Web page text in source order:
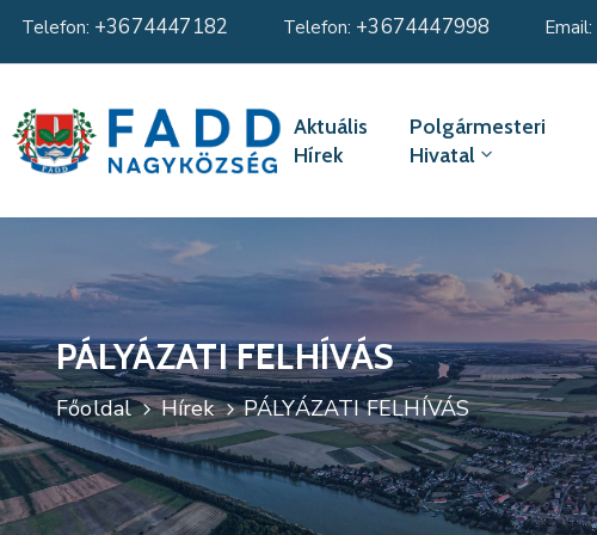
Telefon: +3674447182 Telefon: +3674447998 Email:
Aktuális
Hírek
Polgármesteri
Hivatal
PÁLYÁZATI FELHÍVÁS
Főoldal Hírek PÁLYÁZATI FELHÍVÁS